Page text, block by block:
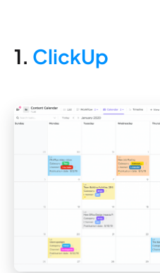
1. ClickUp